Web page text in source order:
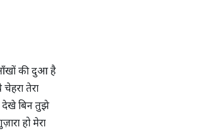
की दुआ है
चेहरा तेरा
बिन तुझे
हो मेरा